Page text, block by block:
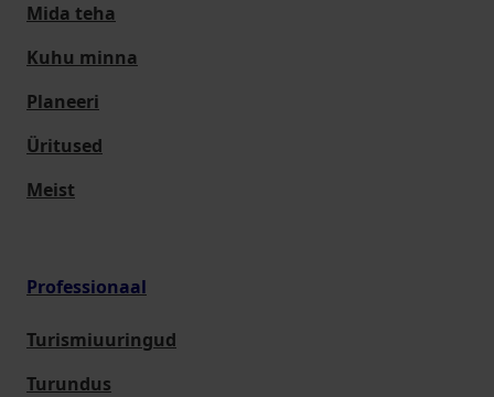
Mida teha
Kuhu minna
Planeeri
Üritused
Meist
Professionaal
Turismiuuringud
Turundus